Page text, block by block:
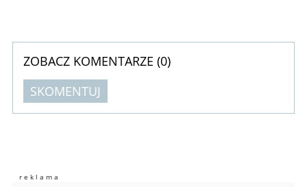
ZOBACZ KOMENTARZE (0)
SKOMENTUJ
Imię (Wymagane)